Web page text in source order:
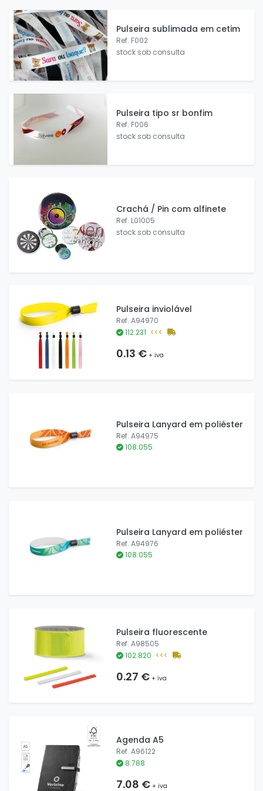
Pulseira sublimada em cetim
Ref. F002
stock sob consulta
Pulseira tipo sr bonfim
Ref. F006
stock sob consulta
Crachá / Pin com alfinete
Ref. L01005
stock sob consulta
Pulseira inviolável
Ref. A94970
112.231 <<<
0.13 €+ iva
Pulseira Lanyard em poliéster
Ref. A94975
108.055
Pulseira Lanyard em poliéster
Ref. A94976
108.055
Pulseira fluorescente
Ref. A98505
102.820 <<<
0.27 €+ iva
Agenda A5
Ref. A96122
8.788
7.08 €+ iva